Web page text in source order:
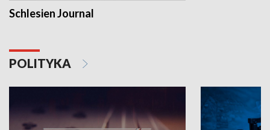
Schlesien Journal
POLITYKA